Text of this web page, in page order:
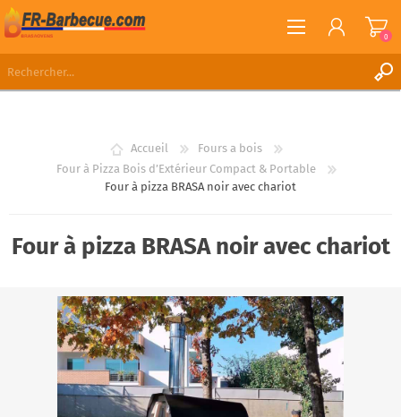
LISTE DE SOUHAITS
0
Accueil
Fours a bois
Four à Pizza Bois d’Extérieur Compact & Portable
Four à pizza BRASA noir avec chariot
Four à pizza BRASA noir avec chariot